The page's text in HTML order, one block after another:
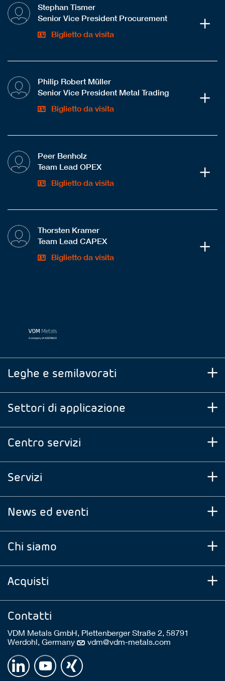
Stephan Tismer
Senior Vice President Procurement
Biglietto da visita
Philip Robert Müller
Senior Vice President Metal Trading
Biglietto da visita
Peer Benholz
Team Lead OPEX
Biglietto da visita
Thorsten Kramer
Team Lead CAPEX
Biglietto da visita
Leghe e semilavorati
Settori di applicazione
Centro servizi
Servizi
News ed eventi
Chi siamo
Acquisti
Contatti
VDM Metals GmbH, Plettenberger Straße 2, 58791
Werdohl, Germany
vdm@vdm-metals.com